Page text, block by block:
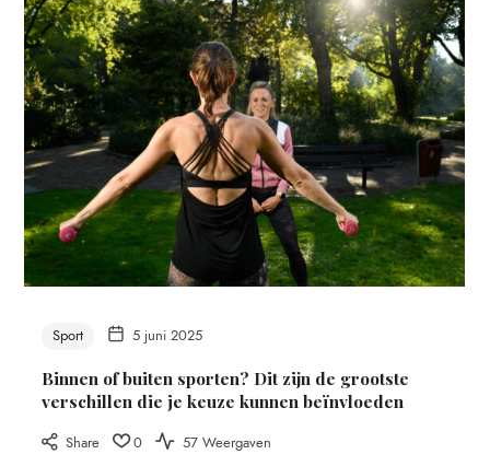
Sport 5 juni 2025
Binnen of buiten sporten? Dit zijn de grootste
verschillen die je keuze kunnen beïnvloeden
Share 0 57 Weergaven